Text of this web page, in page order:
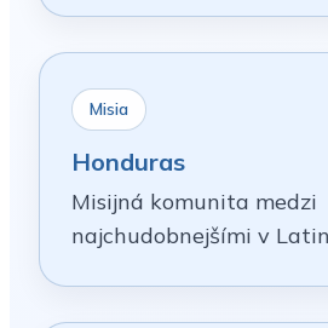
Misia
Honduras
Misijná komunita medzi
najchudobnejšími v